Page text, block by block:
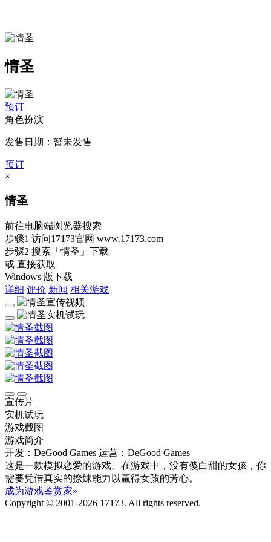
情圣
预订
角色扮演
发售日期：暂未发售
预订
×
情圣
前往电脑端浏览器搜索
步骤1 访问17173官网 www.17173.com
步骤2 搜索 「情圣」 下载
或 直接获取
Windows 版下载
详细 评价 新闻 相关游戏
宣传片
实机试玩
游戏截图
游戏简介
开发：DeGood Games 运营：DeGood Games
这是一款模拟恋爱的游戏。在游戏中，没有傻白甜的女孩，你
需要凭借真实的撩妹能力以赢得女孩的芳心。
成为游戏鉴赏家»
Copyright © 2001-2026 17173. All rights reserved.